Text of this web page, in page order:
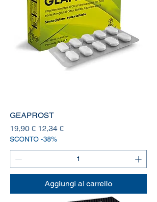
GEAPROST
Prezzo regolare
19,90 € Prezzo scontato
12,34 €
SCONTO -38%
Aggiungi al carrello